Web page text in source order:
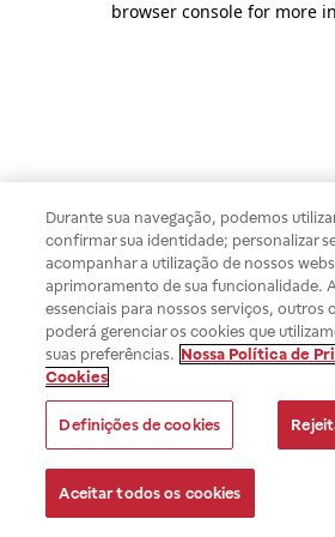
browser console for more
Durante sua navegação, podemos
confirmar sua identidade; personalizar
acompanhar a utilização de nossos
aprimoramento de sua funcionalidade.
essenciais para nossos serviços, outros
poderá gerenciar os cookies que
suas preferências. Nossa Política de
Cookies
Definições de cookies
Aceitar todos os cookies